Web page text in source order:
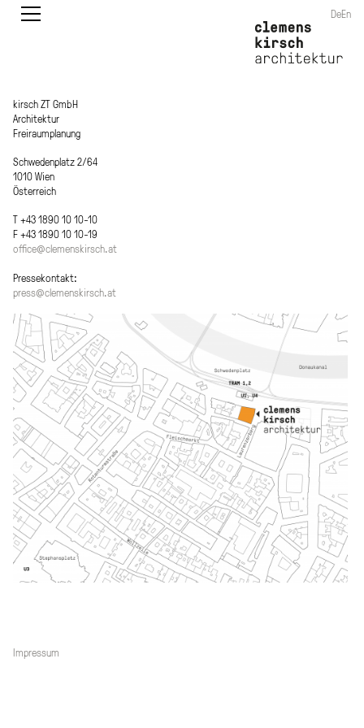
DeEn
kirsch ZT GmbH
Architektur
Freiraumplanung
Schwedenplatz 2/64
1010 Wien
Österreich
T +43 1890 10 10-10
F +43 1890 10 10-19
office@clemenskirsch.at
Pressekontakt:
press@clemenskirsch.at
Impressum